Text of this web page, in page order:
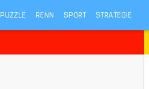
PUZZLE RENN SPORT STRATEGIE